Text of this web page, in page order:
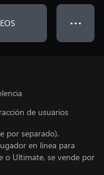
● ● ●
de usuarios
por separado).
en línea para
o Ultimate, se vende por